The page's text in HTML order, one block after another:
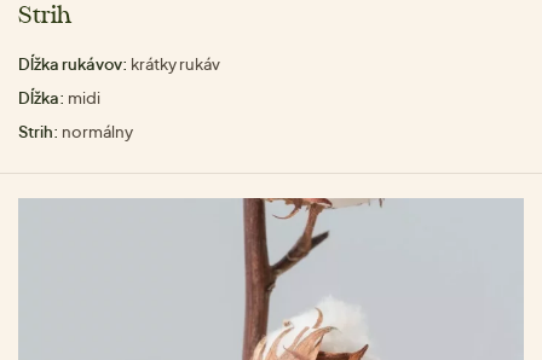
Strih
Dĺžka rukávov: krátky rukáv
Dĺžka: midi
Strih: normálny